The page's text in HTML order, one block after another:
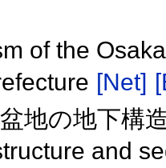
of the
[Net]
地の地下構
and